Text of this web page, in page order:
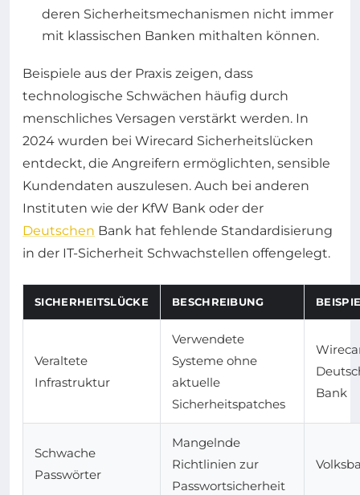
deren Sicherheitsmechanismen nicht immer
mit klassischen Banken mithalten können.
Beispiele aus der Praxis zeigen, dass
technologische Schwächen häufig durch
menschliches Versagen verstärkt werden. In
2024 wurden bei Wirecard Sicherheitslücken
entdeckt, die Angreifern ermöglichten, sensible
Kundendaten auszulesen. Auch bei anderen
Instituten wie der KfW Bank oder der
Deutschen Bank hat fehlende Standardisierung
in der IT-Sicherheit Schwachstellen offengelegt.
SICHERHEITSLÜCKE BESCHREIBUNG
Veraltete
Infrastruktur
Verwendete
Systeme ohne
aktuelle
Sicherheitspatches
Bank
Schwache
Passwörter
Mangelnde
Richtlinien zur
Passwortsicherheit